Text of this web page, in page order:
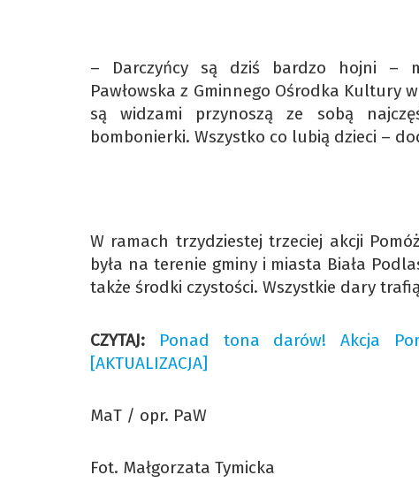
– Darczyńcy są dziś bardzo hojni –
Pawłowska z Gminnego Ośrodka Kultury
są widzami przynoszą ze sobą
bombonierki. Wszystko co lubią dzieci –
W ramach trzydziestej trzeciej akcji
była na terenie gminy i miasta Biała
także środki czystości. Wszystkie dary
CZYTAJ: Ponad tona darów! Akcja
[AKTUALIZACJA]
MaT / opr. PaW
Fot. Małgorzata Tymicka